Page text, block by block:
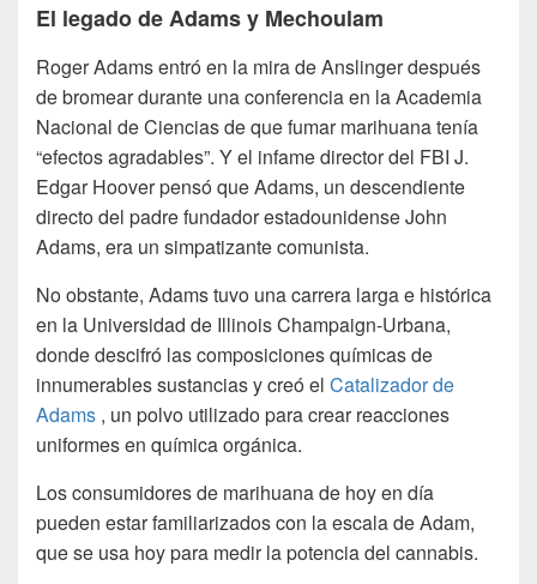
El legado de Adams y Mechoulam
Roger Adams entró en la mira de Anslinger después
de bromear durante una conferencia en la Academia
Nacional de Ciencias de que fumar marihuana tenía
“efectos agradables”. Y el infame director del FBI J.
Edgar Hoover pensó que Adams, un descendiente
directo del padre fundador estadounidense John
Adams, era un simpatizante comunista.
No obstante, Adams tuvo una carrera larga e histórica
en la Universidad de Illinois Champaign-Urbana,
donde descifró las composiciones químicas de
innumerables sustancias y creó el Catalizador de
Adams , un polvo utilizado para crear reacciones
uniformes en química orgánica.
Los consumidores de marihuana de hoy en día
pueden estar familiarizados con la escala de Adam,
que se usa hoy para medir la potencia del cannabis.